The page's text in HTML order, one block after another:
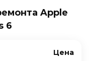
Apple
6
Цена